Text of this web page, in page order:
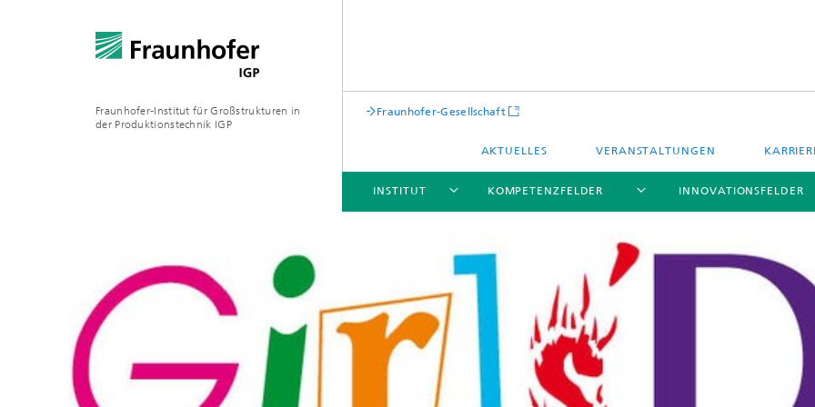
Fraunhofer-Institut für Großstrukturen in
der Produktionstechnik IGP
Fraunhofer-Gesellschaft
AKTUELLES VERANSTALTUNGEN
INSTITUT KOMPETENZFELDER INNOVATIONSFELDER